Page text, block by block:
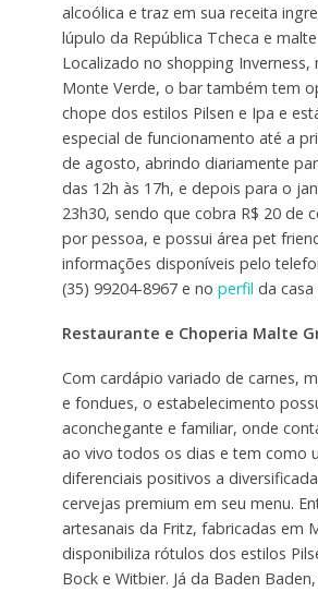
alcoólica e traz em sua receita
lúpulo da República Tcheca e
Localizado no shopping Inverness,
Monte Verde, o bar também tem
chope dos estilos Pilsen e Ipa e
especial de funcionamento até a
de agosto, abrindo diariamente
das 12h às 17h, e depois para o
23h30, sendo que cobra R$ 20 de
por pessoa, e possui área pet
informações disponíveis pelo
(35) 99204-8967 e no perfil da
Restaurante e Choperia Malte
Com cardápio variado de carnes,
e fondues, o estabelecimento
aconchegante e familiar, onde
ao vivo todos os dias e tem como
diferenciais positivos a
cervejas premium em seu menu.
artesanais da Fritz, fabricadas em
disponibiliza rótulos dos estilos
Bock e Witbier. Já da Baden